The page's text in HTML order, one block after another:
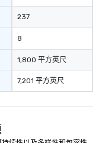
237
8
1,800 平方英尺
7,201 平方英尺